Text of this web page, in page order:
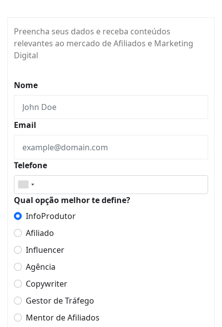
Preencha seus dados e receba conteúdos
relevantes ao mercado de Afiliados e Marketing
Digital
Nome
Email
Telefone
Qual opção melhor te define?
InfoProdutor
Afiliado
Influencer
Agência
Copywriter
Gestor de Tráfego
Mentor de Afiliados